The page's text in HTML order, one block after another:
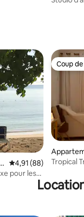
Évaluation moyenne
4,91 (88)
pour les
Coup
Coup
Negril
Tropical